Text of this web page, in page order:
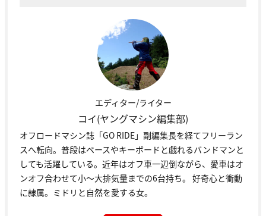
エディター/ライター
コイ(ヤングマシン編集部)
オフロードマシン誌「GO RIDE」副編集長を経てフリーラン
スへ転向。普段はベースやキーボードと戯れるバンドマンと
しても活躍している。近年はオフ車一辺倒ながら、愛車はオ
ンオフ合わせて小〜大排気量までの6台持ち。 好奇心と衝動
に隷属。ミドリと自然を愛する女。